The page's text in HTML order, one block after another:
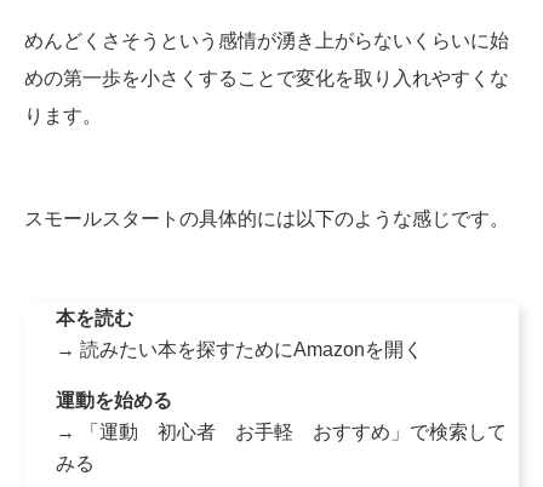
めんどくさそうという感情が湧き上がらないくらいに始
めの第一歩を小さくすることで変化を取り入れやすくな
ります。
スモールスタートの具体的には以下のような感じです。
本を読む
→ 読みたい本を探すためにAmazonを開く
運動を始める
→ 「運動 初心者 お手軽 おすすめ」で検索して
みる